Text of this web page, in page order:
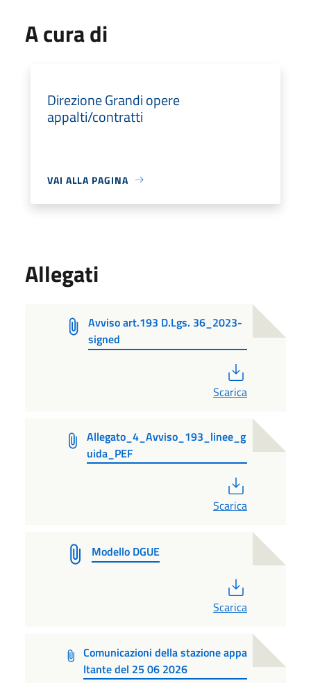
A cura di
Direzione Grandi opere
appalti/contratti
VAI ALLA PAGINA
Allegati
Avviso art.193 D.Lgs. 36_2023-
signed
Scarica
Allegato_4_Avviso_193_linee_g
uida_PEF
Scarica
Modello DGUE
Scarica
Comunicazioni della stazione appa
ltante del 25 06 2026